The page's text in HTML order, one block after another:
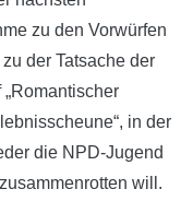
zu den Vorwürfen
der Tatsache der
in der
die NPD-Jugend
will.